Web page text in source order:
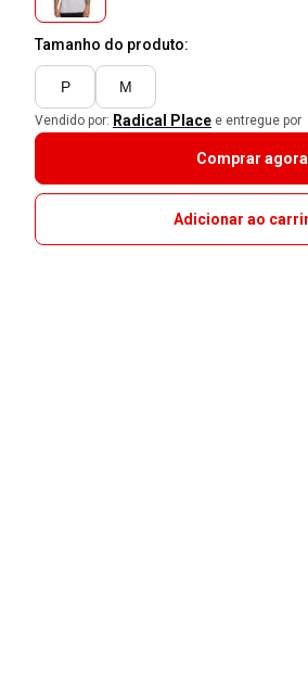
Tamanho do produto:
P M
Vendido por: Radical Place e entregue por
Comprar agora
Adicionar ao